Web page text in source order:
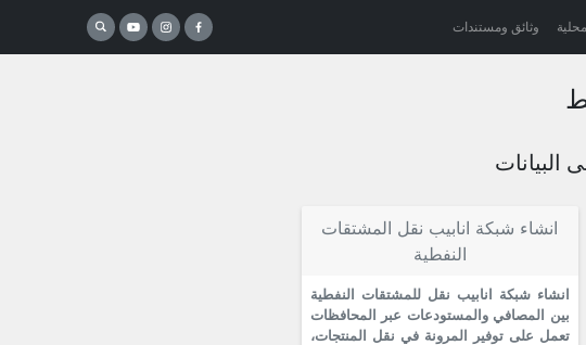
وثائق ومستندات
البيانات
انشاء شبكة انابيب نقل المشتقات
النفطية
انشاء شبكة انابيب نقل للمشتقات النفطية
بين المصافي والمستودعات عبر المحافظات
تعمل على توفير المرونة في نقل المنتجات،